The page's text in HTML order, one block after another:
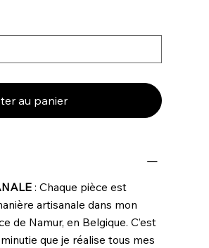
au panier
: Chaque pièce est
artisanale dans mon
de Namur, en Belgique. C’est
que je réalise tous mes